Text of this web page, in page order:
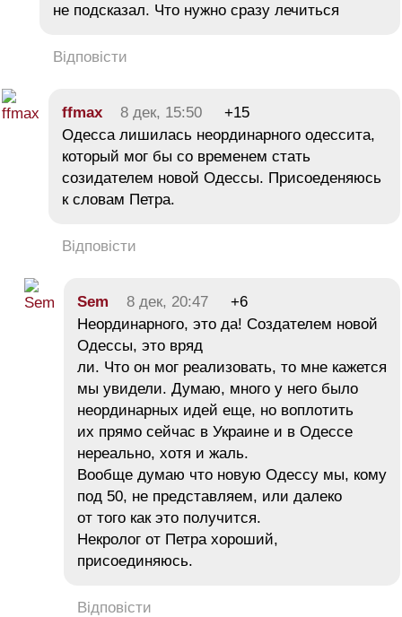
не подсказал. Что нужно сразу лечиться
Відповісти
ffmax 8 дек, 15:50
+15
Одесса лишилась неординарного одессита,
который мог бы со временем стать
созидателем новой Одессы. Присоеденяюсь
к словам Петра.
Відповісти
Sem 8 дек, 20:47
+6
Неординарного, это да! Создателем новой
Одессы, это вряд
ли. Что он мог реализовать, то мне кажется
мы увидели. Думаю, много у него было
неординарных идей еще, но воплотить
их прямо сейчас в Украине и в Одессе
нереально, хотя и жаль.
Вообще думаю что новую Одессу мы, кому
под 50, не представляем, или далеко
от того как это получится.
Некролог от Петра хороший,
присоединяюсь.
Відповісти